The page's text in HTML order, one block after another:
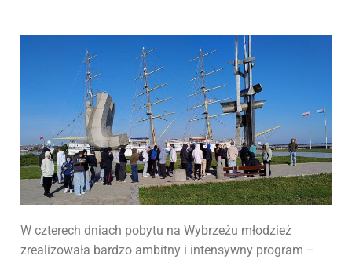
W czterech dniach pobytu na Wybrzeżu młodzież
zrealizowała bardzo ambitny i intensywny program –